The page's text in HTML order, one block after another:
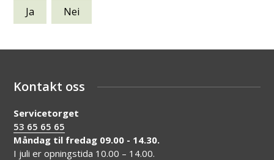
Ja Nei
Kontakt oss
Servicetorget
53 65 65 65
Måndag til fredag 09.00 - 14.30.
I juli er opningstida 10.00 – 14.00.